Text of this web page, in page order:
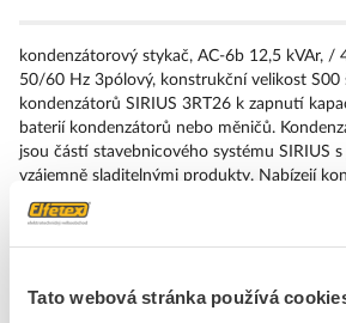
Tato webová stránka používá
kondenzátorový stykač, AC-6b 12,5 kVAr, /
50/60 Hz 3pólový, konstrukční velikost S00
kondenzátorů SIRIUS 3RT26 k zapnutí
baterií kondenzátorů nebo měničů.
jsou částí stavebnicového systému SIRIUS
vzájemně sladitelnými produkty. Nabízejí
ovládání AC a DC, ale i elektronické pohony
Přesvědčují velkým výkonem při současné
vysoké spolehlivosti kontaktů. Dají se
přístrojů jsou vyzkoušeny v závodě.